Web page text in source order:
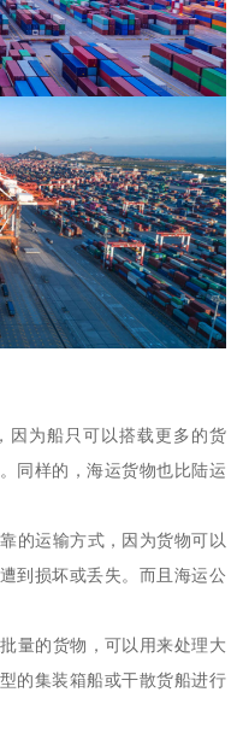
因为船只可以搭载更多的货
同样的，海运货物也比陆运
的运输方式，因为货物可以
到损坏或丢失。而且海运公
量的货物，可以用来处理大
的集装箱船或干散货船进行